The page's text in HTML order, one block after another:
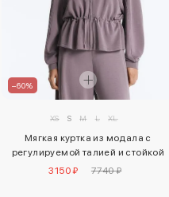
–60%
XS S M L XL
Мягкая куртка из модала с
регулируемой талией и стойкой
3150 ₽
7740 ₽